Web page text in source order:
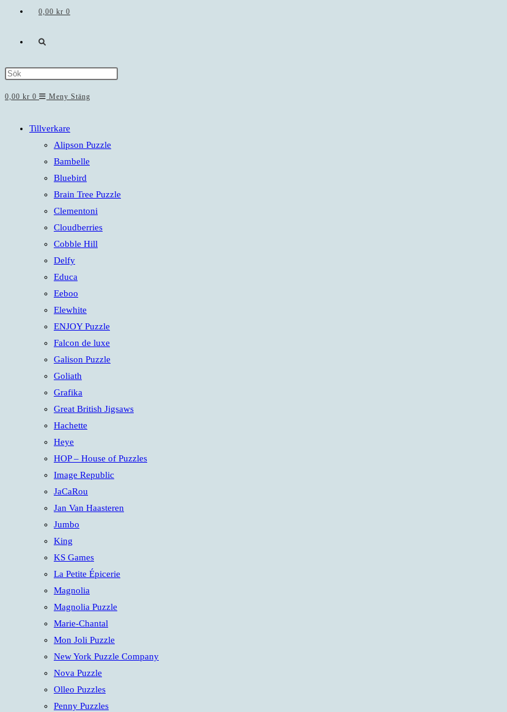
0,00 kr 0
Slå
webbplatssökning
0,00 kr 0 Meny Stäng
Tillverkare
Alipson Puzzle
Bambelle
Bluebird
Brain Tree Puzzle
Clementoni
Cloudberries
Cobble Hill
Delfy
Educa
Eeboo
Elewhite
ENJOY Puzzle
Falcon de luxe
Galison Puzzle
Goliath
Grafika
Great British Jigsaws
Hachette
Heye
HOP – House of Puzzles
Image Republic
JaCaRou
Jan Van Haasteren
Jumbo
King
KS Games
La Petite Épicerie
Magnolia
Magnolia Puzzle
Marie-Chantal
Mon Joli Puzzle
New York Puzzle Company
Nova Puzzle
Olleo Puzzles
Penny Puzzles